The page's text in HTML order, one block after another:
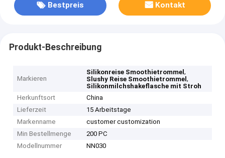
Bestpreis Kontakt
Produkt-Beschreibung
Markieren
Silikonreise Smoothietrommel,
Slushy Reise Smoothietrommel,
Silikonmilchshakeflasche mit Stroh
Herkunftsort
China
Lieferzeit
15 Arbeitstage
Markenname
customer customization
Min Bestellmenge
200 PC
Modellnummer
NN030